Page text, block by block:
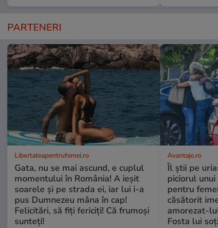
PARTENERI
Libertateapentrufemei.ro
Gata, nu se mai ascund, e cuplul
momentului în România! A ieșit
soarele și pe strada ei, iar lui i-a
pus Dumnezeu mâna în cap!
Felicitări, să fiți fericiți! Că frumoși
sunteți!
Avantaje.ro
Îl știi pe
piciorul
pentru
căsătorit
amorezat-
Fosta lui